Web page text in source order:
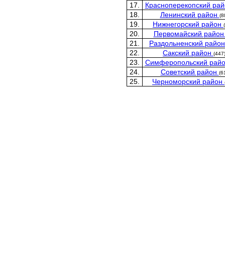
17.
Красноперекопский
18.
Ленинский район
19. Нижнегорский район
20.
Первомайский
21.
Раздольненский
22.
Сакский район (447)
23.
Симферопольский
24.
Советский район
25. Черноморский район